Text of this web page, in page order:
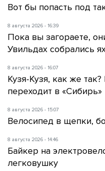
Вот бы попасть под
8 августа 2026 - 16:39
Пока вы загораете,
Увильдах собрались
8 августа 2026 - 16:07
Кузя-Кузя, как же
переходит в «Сибирь»
8 августа 2026 - 15:07
Велосипед в щепки,
8 августа 2026 - 14:46
Байкер на
легковушку